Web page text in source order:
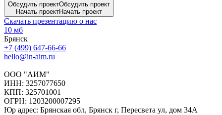
Обсудить проектОбсудить проект
Начать проектНачать проект
Скачать презентацию о нас
10 мб
Брянск
+7 (499) 647-66-66
hello@in-aim.ru
ООО "АИМ"
ИНН: 3257077650
КПП: 325701001
ОГРН: 1203200007295
Юр адрес: Брянская обл, Брянск г, Пересвета ул, дом 34А